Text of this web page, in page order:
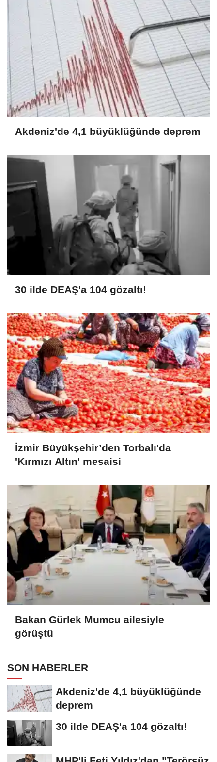
Akdeniz'de 4,1 büyüklüğünde deprem
30 ilde DEAŞ'a 104 gözaltı!
İzmir Büyükşehir’den Torbalı'da
'Kırmızı Altın' mesaisi
Bakan Gürlek Mumcu ailesiyle
görüştü
SON HABERLER
Akdeniz'de 4,1 büyüklüğünde
deprem
30 ilde DEAŞ'a 104 gözaltı!